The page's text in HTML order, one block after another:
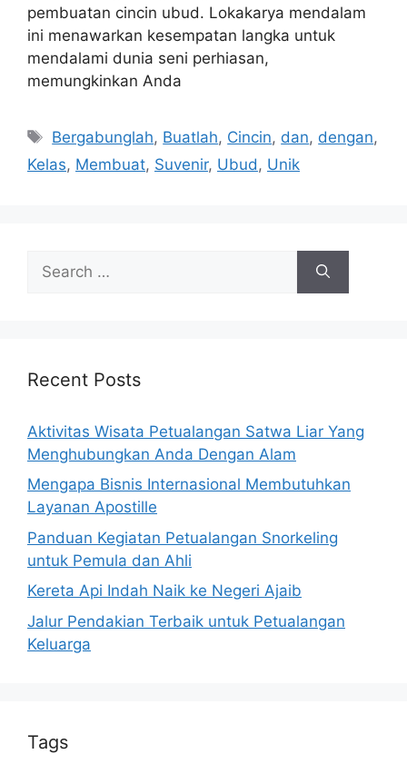
pembuatan cincin ubud. Lokakarya mendalam
ini menawarkan kesempatan langka untuk
mendalami dunia seni perhiasan,
memungkinkan Anda
Tags
Bergabunglah, Buatlah, Cincin, dan, dengan,
Kelas, Membuat, Suvenir, Ubud , Unik
for:
Recent Posts
Aktivitas Wisata Petualangan Satwa Liar Yang
Menghubungkan Anda Dengan Alam
Mengapa Bisnis Internasional Membutuhkan
Layanan Apostille
Panduan Kegiatan Petualangan Snorkeling
untuk Pemula dan Ahli
Kereta Api Indah Naik ke Negeri Ajaib
Jalur Pendakian Terbaik untuk Petualangan
Keluarga
Tags